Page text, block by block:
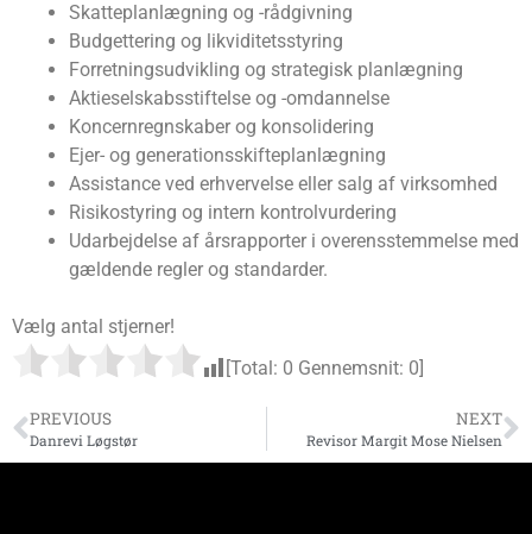
Skatteplanlægning og -rådgivning
Budgettering og likviditetsstyring
Forretningsudvikling og strategisk planlægning
Aktieselskabsstiftelse og -omdannelse
Koncernregnskaber og konsolidering
Ejer- og generationsskifteplanlægning
Assistance ved erhvervelse eller salg af virksomhed
Risikostyring og intern kontrolvurdering
Udarbejdelse af årsrapporter i overensstemmelse med
gældende regler og standarder.
Vælg antal stjerner!
[Total: 0 Gennemsnit: 0
PREVIOUS
Danrevi Løgstør
NEXT
Revisor Margit Mose Nielsen